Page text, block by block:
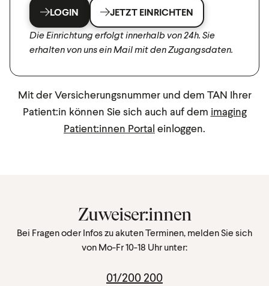
LOGIN
JETZT EINRICHTEN
Die Einrichtung erfolgt innerhalb von 24h. Sie
erhalten von uns ein Mail mit den Zugangsdaten.
Mit der Versicherungsnummer und dem TAN Ihrer
Patient:in können Sie sich auch auf dem imaging
Patient:innen Portal einloggen.
Zuweiser:innen
Bei Fragen oder Infos zu akuten Terminen, melden Sie sich
von Mo-Fr 10-18 Uhr unter:
01/200 200